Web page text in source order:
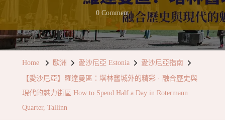
0 CommentOn
【愛
沙
Home 歐洲 愛沙尼亞 Estonia 愛沙尼亞指南
【愛沙尼亞】羅達曼區：塔林舊城外的精彩 · 融合歷史與
現代的魅力街區 How to Spend Half a Day in Rotermann
Quarter, Tallinn